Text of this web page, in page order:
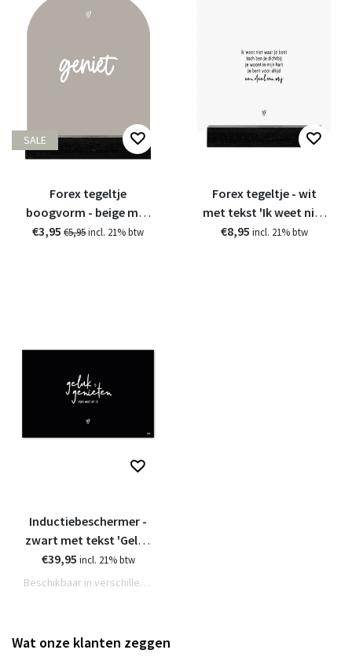
SALE
Forex tegeltje
boogvorm - beige met
tekst Geniet
€3,95 €5,95incl. 21% btw
Forex tegeltje - wit
met tekst 'Ik weet niet
waar je bent...'
€8,95 incl. 21% btw
Inductiebeschermer -
zwart met tekst 'Geluk
is genieten van wat er
is'
€39,95 incl. 21% btw
Beschikbaar in verschillende varianten
Wat onze klanten zeggen